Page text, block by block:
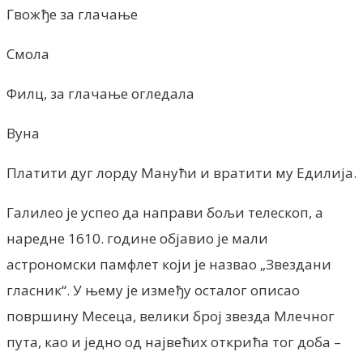
Гвожђе за глачање
Смола
Филц, за глачање огледала
Вуна
Платити дуг лорду Манући и вратити му Едилија.
Галилео је успео да направи бољи телескоп, а
наредне 1610. године објавио је мали
астрономски памфлет који је назвао „Звездани
гласник“. У њему је између осталог описао
површину Месеца, велики број звезда Млечног
пута, као и једно од највећих открића тог доба –